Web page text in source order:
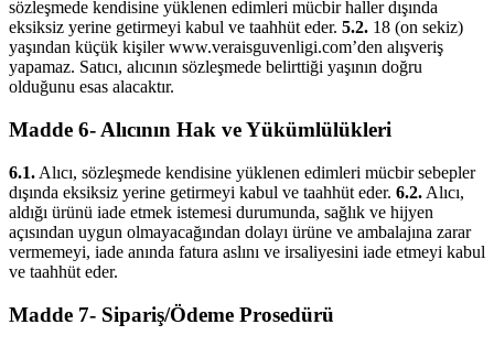
sözleşmede kendisine yüklenen edimleri mücbir haller dışında
eksiksiz yerine getirmeyi kabul ve taahhüt eder. 5.2. 18 (on sekiz)
yaşından küçük kişiler www.veraisguvenligi.com’den alışveriş
yapamaz. Satıcı, alıcının sözleşmede belirttiği yaşının doğru
olduğunu esas alacaktır.
Madde 6- Alıcının Hak ve Yükümlülükleri
6.1. Alıcı, sözleşmede kendisine yüklenen edimleri mücbir sebepler
dışında eksiksiz yerine getirmeyi kabul ve taahhüt eder. 6.2. Alıcı,
aldığı ürünü iade etmek istemesi durumunda, sağlık ve hijyen
açısından uygun olmayacağından dolayı ürüne ve ambalajına zarar
vermemeyi, iade anında fatura aslını ve irsaliyesini iade etmeyi kabul
ve taahhüt eder.
Madde 7- Sipariş/Ödeme Prosedürü